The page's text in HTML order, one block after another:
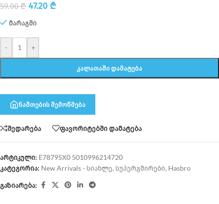
59.00₾ 47.20 ₾
მარაგში
- +
ᲙᲐᲚᲐᲗᲐᲨᲘ ᲓᲐᲛᲐᲢᲔᲑᲐ
ნაშთების შემოწმება
შედარება ფავორიტებში დამატება
არტიკული: E78795X0 5010996214720
კატეგორია: New Arrivals - სიახლე, სუპერგმირები, Hasbro
გაზიარება: